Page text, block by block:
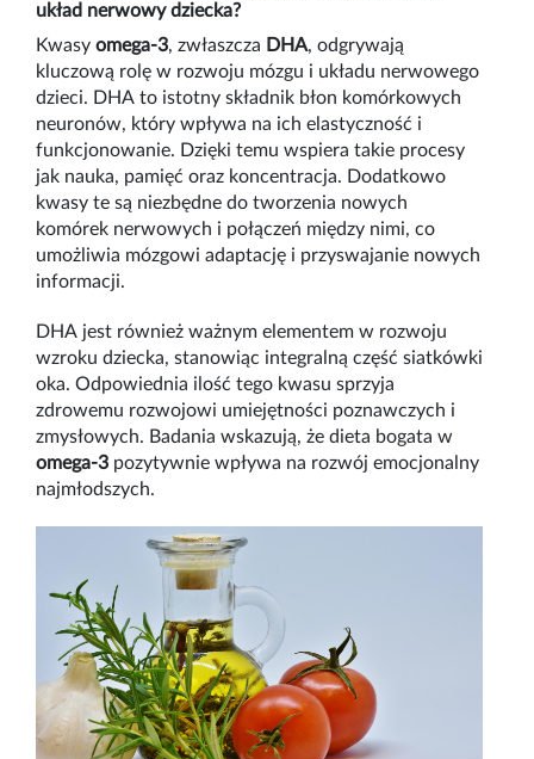
układ nerwowy dziecka?
Kwasy omega-3, zwłaszcza DHA, odgrywają
kluczową rolę w rozwoju mózgu i układu nerwowego
dzieci. DHA to istotny składnik błon komórkowych
neuronów, który wpływa na ich elastyczność i
funkcjonowanie. Dzięki temu wspiera takie procesy
jak nauka, pamięć oraz koncentracja. Dodatkowo
kwasy te są niezbędne do tworzenia nowych
komórek nerwowych i połączeń między nimi, co
umożliwia mózgowi adaptację i przyswajanie nowych
informacji.
DHA jest również ważnym elementem w rozwoju
wzroku dziecka, stanowiąc integralną część siatkówki
oka. Odpowiednia ilość tego kwasu sprzyja
zdrowemu rozwojowi umiejętności poznawczych i
zmysłowych. Badania wskazują, że dieta bogata w
omega-3 pozytywnie wpływa na rozwój emocjonalny
najmłodszych.